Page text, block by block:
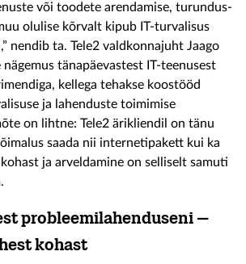
või toodete arendamise, turundus-
olulise kõrvalt kipub IT-turvalisus
nendib ta. Tele2 valdkonnajuht Jaago
tänapäevastest IT-teenusest
kellega tehakse koostööd
ja lahenduste toimimise
on lihtne: Tele2 ärikliendil on tänu
saada nii internetipakett kui ka
ja arveldamine on selliselt samuti
probleemilahenduseni –
kohast